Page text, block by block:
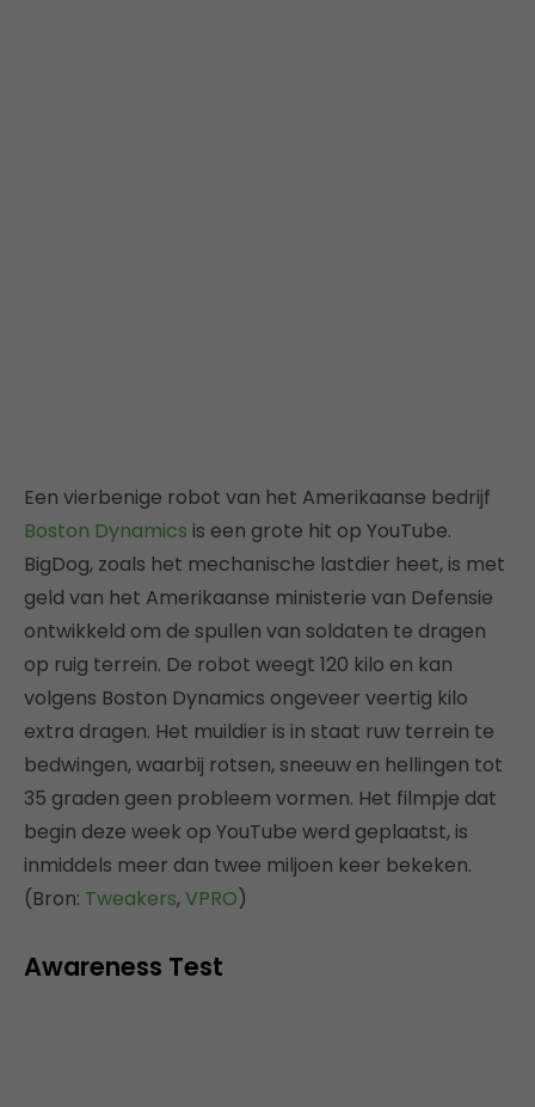
Een vierbenige robot van het Amerikaanse bedrijf
Boston Dynamics is een grote hit op YouTube.
BigDog, zoals het mechanische lastdier heet, is met
geld van het Amerikaanse ministerie van Defensie
ontwikkeld om de spullen van soldaten te dragen
op ruig terrein. De robot weegt 120 kilo en kan
volgens Boston Dynamics ongeveer veertig kilo
extra dragen. Het muildier is in staat ruw terrein te
bedwingen, waarbij rotsen, sneeuw en hellingen tot
35 graden geen probleem vormen. Het filmpje dat
begin deze week op YouTube werd geplaatst, is
inmiddels meer dan twee miljoen keer bekeken.
(Bron: Tweakers,VPRO)
Awareness Test